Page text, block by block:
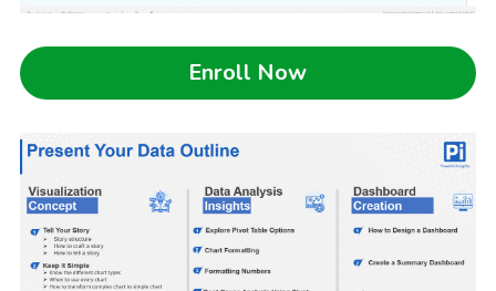
Enroll Now